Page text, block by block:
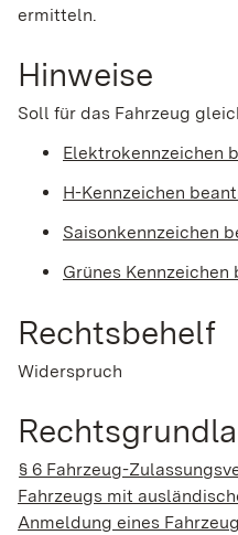
ermitteln.
Hinweise
Soll für das Fahrzeug
Elektrokennzeichen
H-Kennzeichen
Saisonkennzeichen
Grünes Kennzeichen
Rechtsbehelf
Widerspruch
§ 6 Fahrzeug-
Fahrzeugs mit
Anmeldung eines